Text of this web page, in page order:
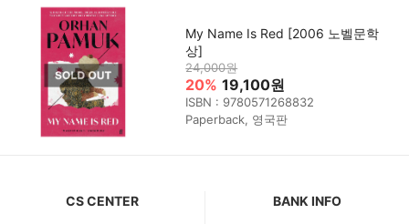
My Name Is Red [2006 노벨문학
상]
24,000원
20% 19,100원
ISBN : 9780571268832
Paperback, 영국판
CS CENTER BANK INFO